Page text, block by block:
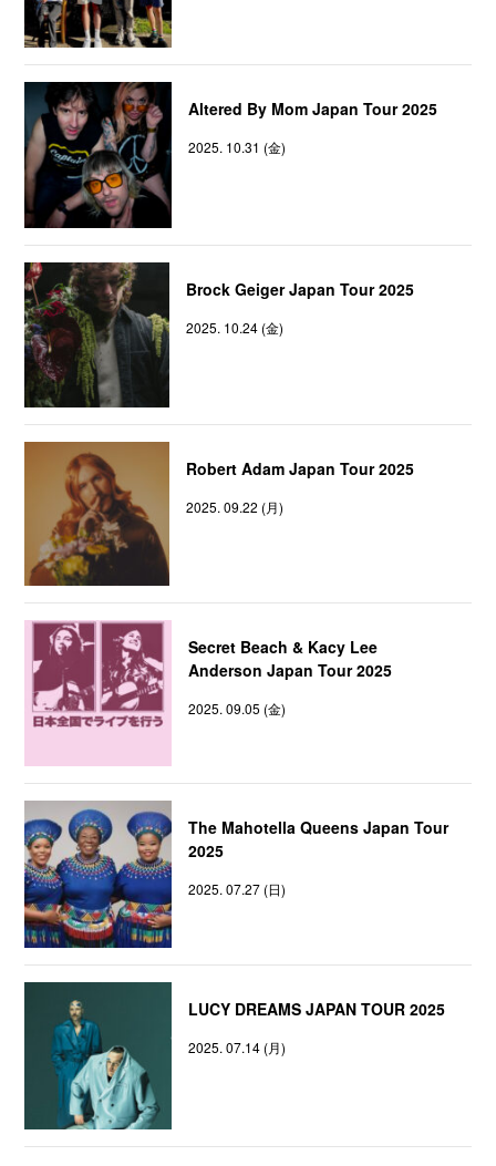
Altered By Mom Japan Tour 2025
2025. 10.31 (金)
Brock Geiger Japan Tour 2025
2025. 10.24 (金)
Robert Adam Japan Tour 2025
2025. 09.22 (月)
Secret Beach & Kacy Lee
Anderson Japan Tour 2025
2025. 09.05 (金)
The Mahotella Queens Japan Tour
2025
2025. 07.27 (日)
LUCY DREAMS JAPAN TOUR 2025
2025. 07.14 (月)